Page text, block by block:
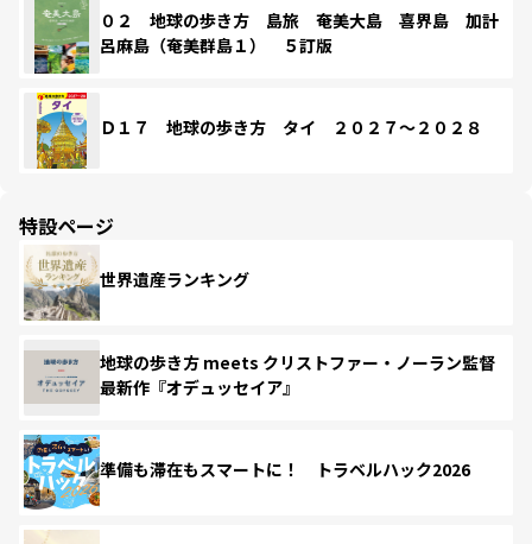
０２ 地球の歩き方 島旅 奄美大島 喜界島 加計
呂麻島（奄美群島１） ５訂版
Ｄ１７ 地球の歩き方 タイ ２０２７～２０２８
特設ページ
世界遺産ランキング
地球の歩き方 meets クリストファー・ノーラン監督
最新作『オデュッセイア』
準備も滞在もスマートに！ トラベルハック2026